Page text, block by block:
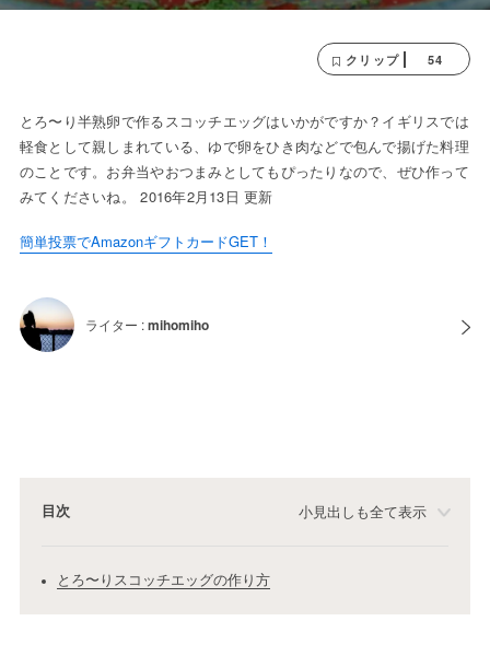
クリップ 54
とろ〜り半熟卵で作るスコッチエッグはいかがですか？イギリスでは
軽食として親しまれている、ゆで卵をひき肉などで包んで揚げた料理
のことです。お弁当やおつまみとしてもぴったりなので、ぜひ作って
みてくださいね。 2016年2月13日 更新
簡単投票でAmazonギフトカードGET！
ライター :mihomiho
目次 小見出しも全て表示
とろ〜りスコッチエッグの作り方